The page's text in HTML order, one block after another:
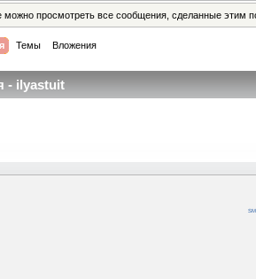
можно просмотреть все сообщения, сделанные этим
Темы Вложения
- ilyastuit